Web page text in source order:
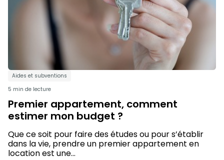
Aides et subventions
5 min de lecture
Premier appartement, comment
estimer mon budget ?
Que ce soit pour faire des études ou pour s’établir
dans la vie, prendre un premier appartement en
location est une...